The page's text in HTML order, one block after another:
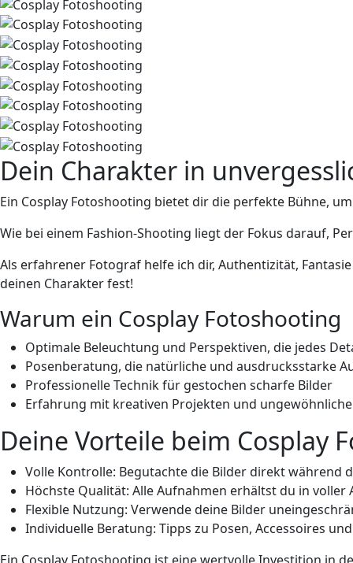
Dein Charakter in
Ein Cosplay Fotoshooting bietet dir die perfekte Bühne,
Wie bei einem Fashion-Shooting liegt der Fokus darauf,
Als erfahrener Fotograf helfe ich dir, Authentizität,
deinen Charakter fest!
Warum ein Cosplay Fotoshooting
Optimale Beleuchtung und Perspektiven, die jedes
Posenberatung, die natürliche und ausdrucksstarke
Professionelle Technik für gestochen scharfe Bilder
Erfahrung mit kreativen Projekten und
Deine Vorteile beim Cosplay
Volle Kontrolle: Begutachte die Bilder direkt
Höchste Qualität: Alle Aufnahmen erhältst du in
Flexible Nutzung: Verwende deine Bilder
Individuelle Beratung: Tipps zu Posen, Accessoires